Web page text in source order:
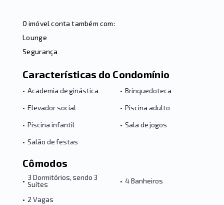
O imóvel conta também com:
Lounge
Segurança
Características do Condomínio
• Academia de ginástica • Brinquedoteca
• Elevador social • Piscina adulto
• Piscina infantil • Sala de jogos
• Salão de festas
Cômodos
• 3 Dormitórios, sendo 3
Suítes
• 4 Banheiros
• 2 Vagas